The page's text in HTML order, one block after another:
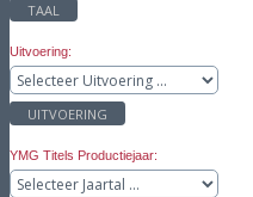
TAAL
Uitvoering:
UITVOERING
YMG Titels Productiejaar: